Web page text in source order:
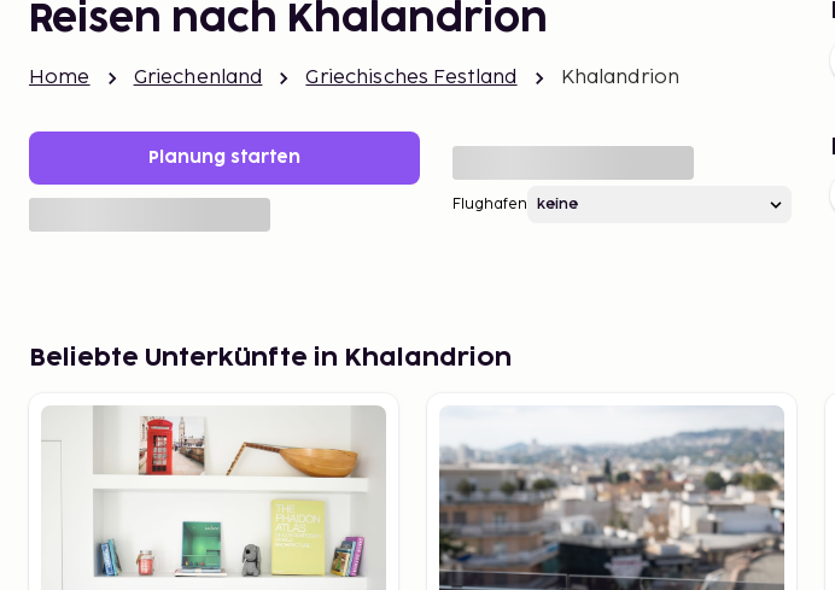
Reisen nach Khalandrion
Home Griechenland Griechisches Festland Khalandrion
Planung starten
Flughafen
Beliebte Unterkünfte in Khalandrion